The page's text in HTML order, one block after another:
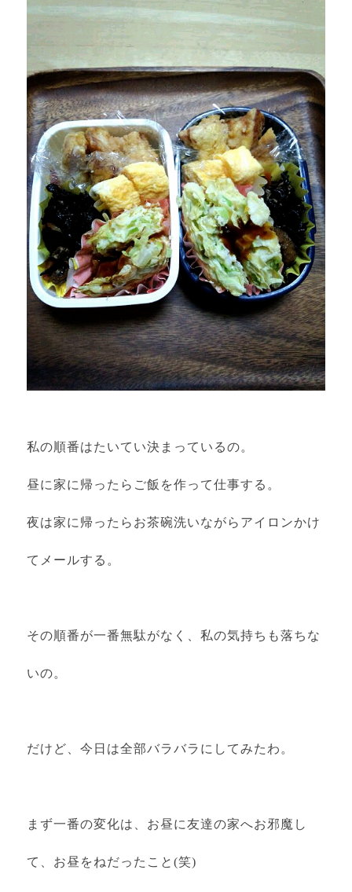
私の順番はたいてい決まっているの。
昼に家に帰ったらご飯を作って仕事する。
夜は家に帰ったらお茶碗洗いながらアイロンかけ
てメールする。
その順番が一番無駄がなく、私の気持ちも落ちな
いの。
だけど、今日は全部バラバラにしてみたわ。
まず一番の変化は、お昼に友達の家へお邪魔し
て、お昼をねだったこと(笑)